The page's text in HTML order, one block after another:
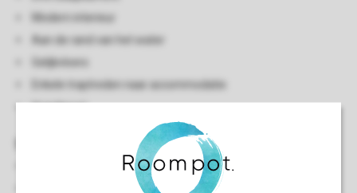
Modern interieur
Aan de rand van het water
Gelijkvloers
Enkele traptreden naar accommodatie
Huisdiervrij
Slaapkamer met 2-persoonsbed
Twee slaapkamers met twee 1-persoonsbedden